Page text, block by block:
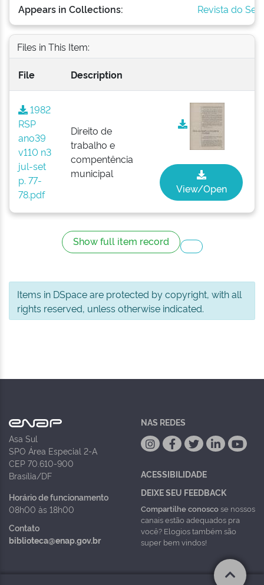
Appears in Collections: Revista do
Files in This Item:
File Description
1982
RSP
ano39
v110 n3
jul-set
p. 77-
78.pdf
Direito de
trabalho e
compentência
municipal
View/Open
Show full item record
Items in DSpace are protected by copyright, with all
rights reserved, unless otherwise indicated.
Asa Sul
SPO Área Especial 2-A
CEP 70.610-900
Brasília/DF
Horário de funcionamento
08h00 às 18h00
Contato
biblioteca@enap.gov.br
NAS REDES
ACESSIBILIDADE
DEIXE SEU FEEDBACK
Compartilhe conoscose nossos
canais estão adequados pra
você? Elogios também são
super bem vindos!